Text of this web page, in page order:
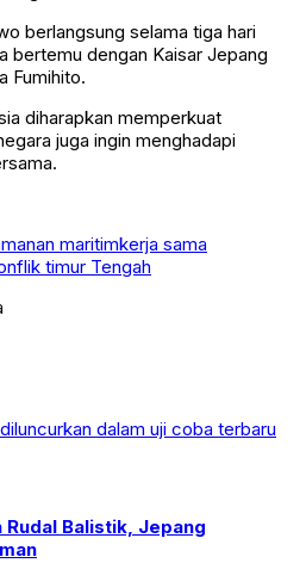
berlangsung selama tiga hari
bertemu dengan Kaisar Jepang
Fumihito.
diharapkan memperkuat
juga ingin menghadapi
maritimkerja sama
timur Tengah
Balistik, Jepang